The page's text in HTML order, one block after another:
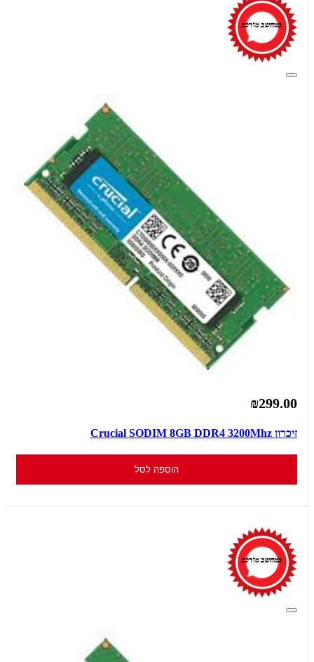
₪299.00
זיכרון Crucial SODIM 8GB DDR4 3200Mhz
הוספה לסל